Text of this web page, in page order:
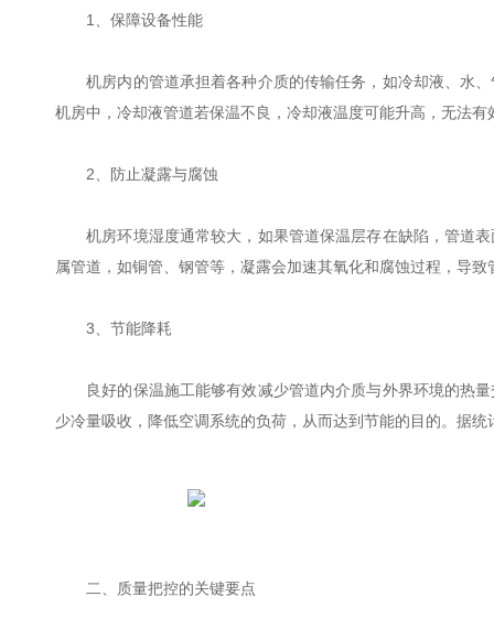
1、保障设备性能
机房内的管道承担着各种介质的传输任务，如冷却液、水、
机房中，冷却液管道若保温不良，冷却液温度可能升高，无法
2、防止凝露与腐蚀
机房环境湿度通常较大，如果管道保温层存在缺陷，管道表
属管道，如铜管、钢管等，凝露会加速其氧化和腐蚀过程，导
3、节能降耗
良好的保温施工能够有效减少管道内介质与外界环境的热量
少冷量吸收，降低空调系统的负荷，从而达到节能的目的。据
二、质量把控的关键要点